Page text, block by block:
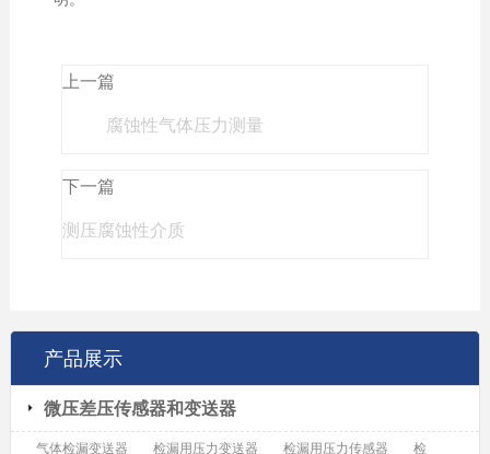
上一篇
腐蚀性气体压力测量
下一篇
测压腐蚀性介质
产品展示
微压差压传感器和变送器
气体检漏变送器 检漏用压力变送器 检漏用压力传感器
检